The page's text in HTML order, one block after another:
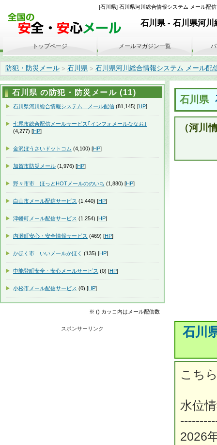
[石川県] 石川県河川総合情報システム メール配
石川県 - 石川県河
防犯・防災メール > 石川県 > 石川県河川総合情報システム メール配
石川県
（河川
石川
こち
水位
2026
トップページ メールマガジン一覧
石川県 の防犯・防災メール (11)
石川県河川総合情報システム メール配信 (81,145) [HP]
七尾市総合配信メールサービス｢インフォメールななお｣
(4,277) [HP]
金沢ぼうさいドットコム (4,100) [HP]
加賀市防災メール (1,976) [HP]
野々市市 ほっとHOTメールののいち (1,880) [HP]
白山市メール配信サービス (1,440) [HP]
津幡町メール配信サービス (1,254) [HP]
内灘町安心・安全情報サービス (469) [HP]
かほく市 いいメールかほく (135) [HP]
中能登町安全・安心メールサービス (0) [HP]
小松市メール配信サービス (0) [HP]
※ () カッコ内はメール配信数
スポンサーリンク